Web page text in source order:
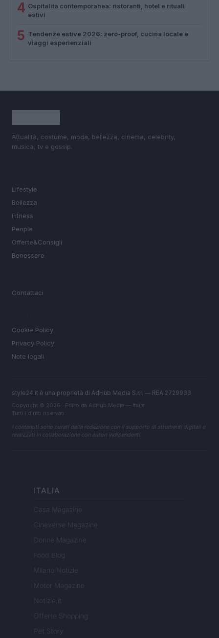
4 Ospitalità contemporanea: ristoranti, hotel e rituali
estivi
5 Tendenze estive 2026: zero-proof, cucina locale e
viaggi esperienziali
Attualità, costume, moda, bellezza, cinema, celebrity,
musica, tv e gossip.
Lifestyle
Bellezza
Fitness
People
Offerte&Consigli
Benessere
Contattaci
Cookie Policy
Privacy Policy
Note legali
style24.it è una proprietà di AdHub Media S.r.l. — REA 2729933
Copyright © 2026 · Edito da AdHub Media — Italia
Tutti i diritti riservati
I contenuti sono curati dalla redazione con il supporto di strumenti digitali e
realizzati in collaborazione con autori indipendenti.
ITALIA
Casa Magazine
Cineverse Magazine
Donne Magazine
Food Blog
Milano Notizie
Motor Magazine
Notizie.it
Offerte Shopping
Pet Story